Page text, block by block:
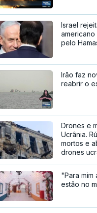
Israel
americano
pelo
Irão faz
reabrir o
Drones e
Ucrânia.
mortos e
drones
"Para
estão no